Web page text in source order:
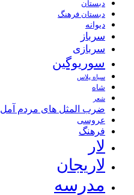
دبستان
دبستان فرهنگ
دیوانه
سرباز
سربازی
سوریوگین
سیاه پلاس
شاه
شعر
ضرب المثل های مردم آمل
عروسی
فرهنگ
لار
لاریجان
مدرسه